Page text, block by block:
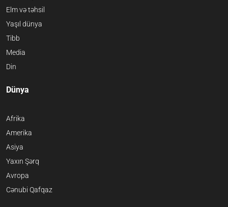
Elm və təhsil
Yaşıl dünya
Tibb
Media
Din
Dünya
Afrika
Amerika
Asiya
Yaxın Şərq
Avropa
Cənubi Qafqaz